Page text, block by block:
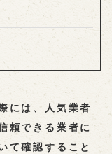
には、人気業者
頼できる業者に
て確認すること